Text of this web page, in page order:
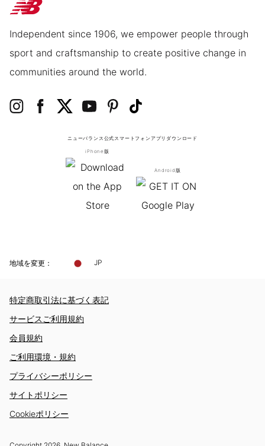
Independent since 1906, we empower people through
sport and craftsmanship to create positive change in
communities around the world.
ニューバランス公式スマートフォンアプリ ダウンロード
iPhone版
Android版
地域を変更： JP
特定商取引法に基づく表記
サービスご利用規約
会員規約
ご利用環境・規約
プライバシーポリシー
サイトポリシー
Cookieポリシー